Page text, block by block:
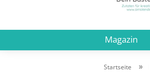
Magazin
Startseite »